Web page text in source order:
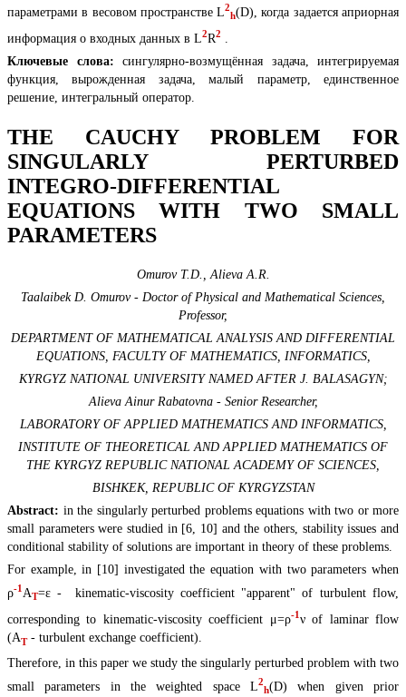
параметрами в весовом пространстве L2
h(D), когда задается априорная
информация о входных данных в L2R2
Ключевые слова: сингулярно-возмущённая задача, интегрируемая
функция, вырожденная задача, малый параметр, единственное
решение, интегральный оператор.
THE CAUCHY PROBLEM FOR
SINGULARLY PERTURBED
INTEGRO-DIFFERENTIAL
EQUATIONS WITH TWO SMALL
PARAMETERS
Omurov T.D., Alieva A.R.
Taalaibek D. Omurov - Doctor of Physical and Mathematical Sciences,
Professor,
DEPARTMENT OF MATHEMATICAL ANALYSIS AND DIFFERENTIAL
EQUATIONS, FACULTY OF MATHEMATICS, INFORMATICS,
KYRGYZ NATIONAL UNIVERSITY NAMED AFTER J. BALASAGYN;
Alieva Ainur Rabatovna - Senior Researcher,
LABORATORY OF APPLIED MATHEMATICS AND INFORMATICS,
INSTITUTE OF THEORETICAL AND APPLIED MATHEMATICS OF
THE KYRGYZ REPUBLIC NATIONAL ACADEMY OF SCIENCES,
BISHKEK, REPUBLIC OF KYRGYZSTAN
Abstract: in the singularly perturbed problems equations with two or more
small parameters were studied in [6, 10] and the others, stability issues and
conditional stability of solutions are important in theory of these problems.
For example, in [10] investigated the equation with two parameters when
ρ-1 AT=ε - kinematic-viscosity coefficient "apparent" of turbulent flow,
corresponding to kinematic-viscosity coefficient μ=ρ-1ν of laminar flow
(AT- turbulent exchange coefficient).
Therefore, in this paper we study the singularly perturbed problem with two
small parameters in the weighted space L2
h(D) when given prior